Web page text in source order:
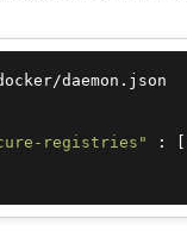
daemon.json
registries"
: [